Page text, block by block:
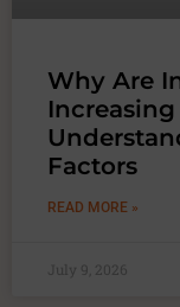
Why Are
Factors
READ MORE »
July 9, 2026